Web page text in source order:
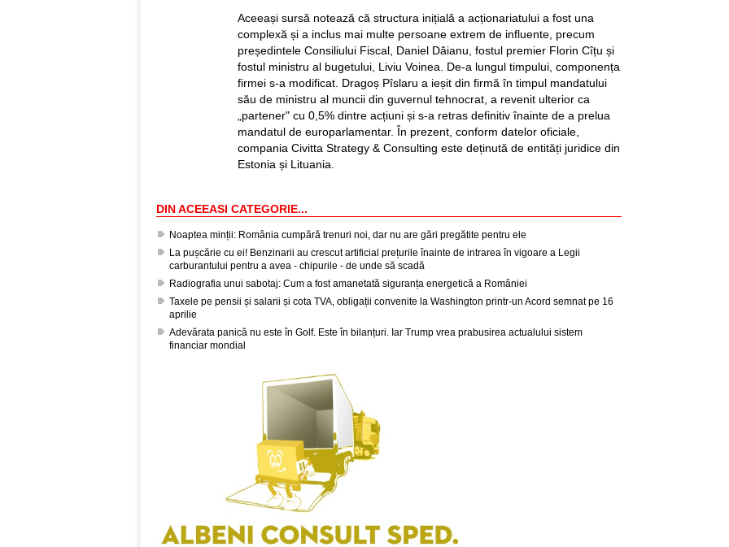
Aceeași sursă notează că structura inițială a acționariatului a fost una
complexă și a inclus mai multe persoane extrem de influente, precum
președintele Consiliului Fiscal, Daniel Dăianu, fostul premier Florin Cîțu și
fostul ministru al bugetului, Liviu Voinea. De-a lungul timpului, componența
firmei s-a modificat. Dragoș Pîslaru a ieșit din firmă în timpul mandatului
său de ministru al muncii din guvernul tehnocrat, a revenit ulterior ca
„partener" cu 0,5% dintre acțiuni și s-a retras definitiv înainte de a prelua
mandatul de europarlamentar. În prezent, conform datelor oficiale,
compania Civitta Strategy & Consulting este deținută de entități juridice din
Estonia și Lituania.
DIN ACEEASI CATEGORIE...
Noaptea minții: România cumpără trenuri noi, dar nu are gări pregătite pentru ele
La pușcărie cu ei! Benzinarii au crescut artificial prețurile înainte de intrarea în vigoare a Legii
carburantului pentru a avea - chipurile - de unde să scadă
Radiografia unui sabotaj: Cum a fost amanetată siguranța energetică a României
Taxele pe pensii și salarii și cota TVA, obligații convenite la Washington printr-un Acord semnat pe 16
aprilie
Adevărata panică nu este în Golf. Este în bilanțuri. Iar Trump vrea prabusirea actualului sistem
financiar mondial